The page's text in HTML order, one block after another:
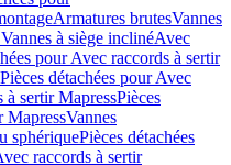
Armatures brutesVannes
à siège inclinéAvec
pour Avec raccords à sertir
Pièces détachées pour Avec
à sertir MapressPièces
MapressVannes
sphériquePièces détachées
raccords à sertir